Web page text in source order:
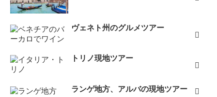
美術館の予約ありがとうございました。ボルゲーゼ、ア
カデミア、ウフィツィ堪能いたしました。ボルゲーゼは
ローマパスで時間通りに入館、アカデミア、ウフィツィ
はそれぞれ一時間前でしたが入れてくれました（2015年
先日、アカデミア美術館を予約していただき、無事に帰
ーの人もいっぱいだったので予約をお願いして本当によ
ヴェネト州のグルメツアー
トリノ現地ツアー
ランゲ地方、アルバの現地ツアー